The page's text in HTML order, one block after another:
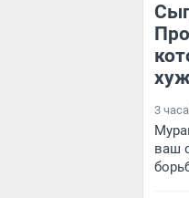
3 часа
ваш